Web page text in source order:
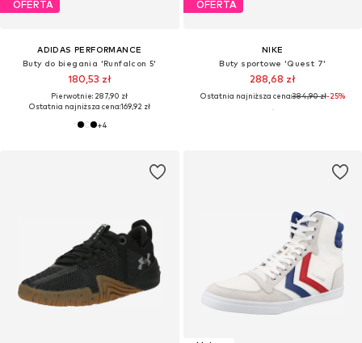
OFERTA
ADIDAS PERFORMANCE
Buty do biegania 'Runfalcon 5'
180,53 zł
Pierwotnie: 287,90 zł
Ostatnia najniższa cena:169,92 zł
+4
OFERTA
NIKE
Buty sportowe 'Quest 7'
288,68 zł
Ostatnia najniższa cena:384,90 zł-25%